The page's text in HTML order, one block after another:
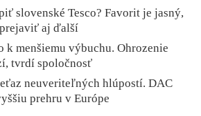
slovenské Tesco? Favorit je jasný,
aj ďalší
k menšiemu výbuchu. Ohrozenie
tvrdí spoločnosť
neuveriteľných hlúpostí. DAC
prehru v Európe